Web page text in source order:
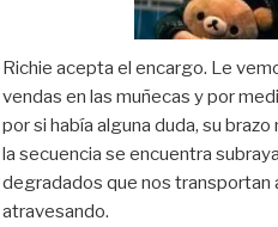
Richie acepta el encargo. Le
vendas en las muñecas y por
por si había alguna duda, su
la secuencia se encuentra
degradados que nos transportan
atravesando.